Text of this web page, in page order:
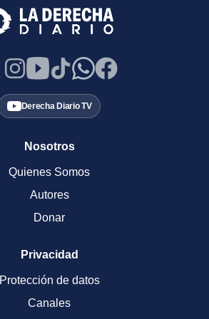
Derecha Diario TV
Nosotros
Quienes Somos
Autores
Donar
Privacidad
Protección de datos
Canales